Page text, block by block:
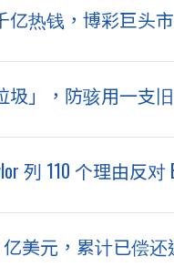
热钱，博彩巨头
」，防骇用一支旧
列 110 个理由反对
美元，累计已偿还